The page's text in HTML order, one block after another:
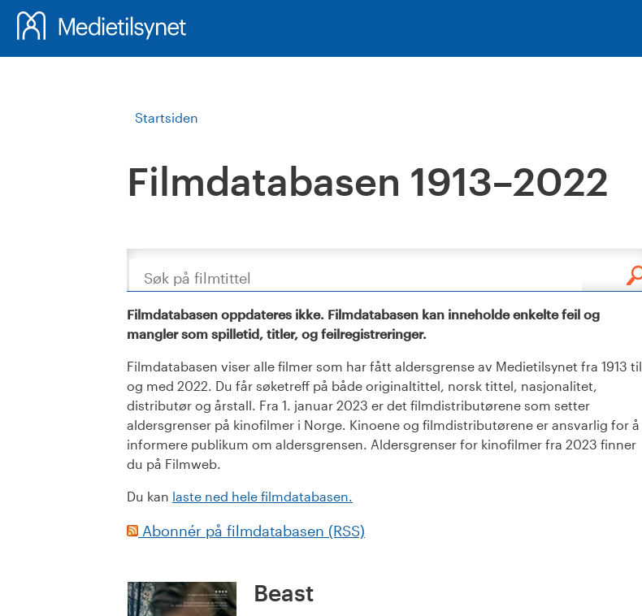
Startsiden
Filmdatabasen 1913–2022
Søk
Filmdatabasen oppdateres ikke. Filmdatabasen kan inneholde enkelte feil og
mangler som spilletid, titler, og feilregistreringer.
Filmdatabasen viser alle filmer som har fått aldersgrense av Medietilsynet fra 1913 til
og med 2022. Du får søketreff på både originaltittel, norsk tittel, nasjonalitet,
distributør og årstall. Fra 1. januar 2023 er det filmdistributørene som setter
aldersgrenser på kinofilmer i Norge. Kinoene og filmdistributørene er ansvarlig for å
informere publikum om aldersgrensen. Aldersgrenser for kinofilmer fra 2023 finner
du på Filmweb.
Du kan laste ned hele filmdatabasen.
Abonnér på filmdatabasen (RSS)
Beast